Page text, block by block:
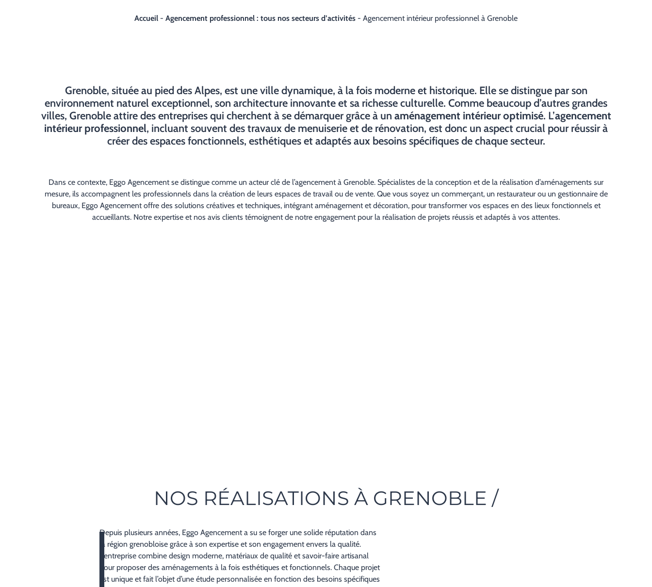
Accueil - Agencement professionnel : tous nos secteurs d’activités - Agencement intérieur professionnel à Grenoble
Grenoble, située au pied des Alpes, est une ville dynamique, à la fois moderne et historique. Elle se distingue par son
environnement naturel exceptionnel, son architecture innovante et sa richesse culturelle. Comme beaucoup d’autres grandes
villes, Grenoble attire des entreprises qui cherchent à se démarquer grâce à un aménagement intérieur optimisé. L’agencement
intérieur professionnel, incluant souvent des travaux de menuiserie et de rénovation, est donc un aspect crucial pour réussir à
créer des espaces fonctionnels, esthétiques et adaptés aux besoins spécifiques de chaque secteur.
Dans ce contexte, Eggo Agencement se distingue comme un acteur clé de l’agencement à Grenoble. Spécialistes de la conception et de la réalisation d’aménagements sur
mesure, ils accompagnent les professionnels dans la création de leurs espaces de travail ou de vente. Que vous soyez un commerçant, un restaurateur ou un gestionnaire de
bureaux, Eggo Agencement offre des solutions créatives et techniques, intégrant aménagement et décoration, pour transformer vos espaces en des lieux fonctionnels et
accueillants. Notre expertise et nos avis clients témoignent de notre engagement pour la réalisation de projets réussis et adaptés à vos attentes.
NOS RÉALISATIONS À GRENOBLE /
Depuis plusieurs années, Eggo Agencement a su se forger une solide réputation dans
la région grenobloise grâce à son expertise et son engagement envers la qualité.
L’entreprise combine design moderne, matériaux de qualité et savoir-faire artisanal
pour proposer des aménagements à la fois esthétiques et fonctionnels. Chaque projet
est unique et fait l’objet d’une étude personnalisée en fonction des besoins spécifiques